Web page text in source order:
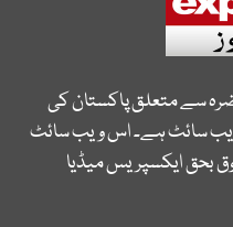
سے متعلق پاکستان کی
سائٹ ہے۔ اس ویب سائٹ
بحق ایکسپریس میڈیا